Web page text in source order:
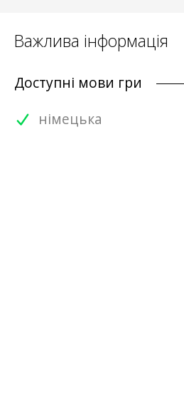
Важлива інформація
Доступні мови гри
німецька